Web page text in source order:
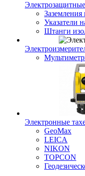
Электрозащитные
Указатели
Штанги
Электронные
GeoMax
LEICA
NIKON
TOPCON